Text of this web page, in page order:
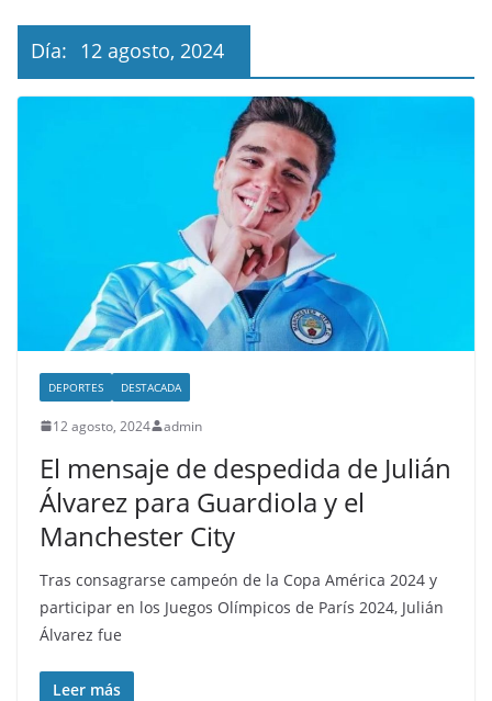
Día: 12 agosto, 2024
DEPORTES DESTACADA
12 agosto, 2024 admin
El mensaje de despedida de Julián
Álvarez para Guardiola y el
Manchester City
Tras consagrarse campeón de la Copa América 2024 y
participar en los Juegos Olímpicos de París 2024, Julián
Álvarez fue
Leer más